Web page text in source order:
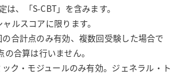
は、「S-CBT」を含みます。
ルスコアに限ります。
合計点のみ有効、複数回受験した場合で
合算は行いません。
ック・モジュールのみ有効。ジェネラル・ト